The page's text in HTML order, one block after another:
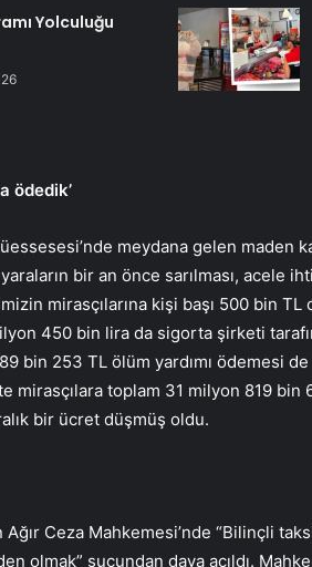
Yolculuğu
ödedik’
meydana gelen maden
bir an önce sarılması, acele
mirasçılarına kişi başı 500 bin
450 bin lira da sigorta şirketi
bin 253 TL ölüm yardımı ödemesi de
mirasçılara toplam 31 milyon 819 bin
bir ücret düşmüş oldu.
Ağır Ceza Mahkemesi’nde “Bilinçli
olmak” suçundan dava açıldı.